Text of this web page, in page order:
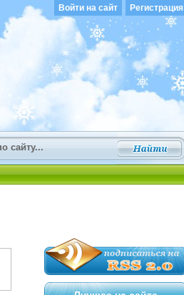
Войти на сайт Регистрация